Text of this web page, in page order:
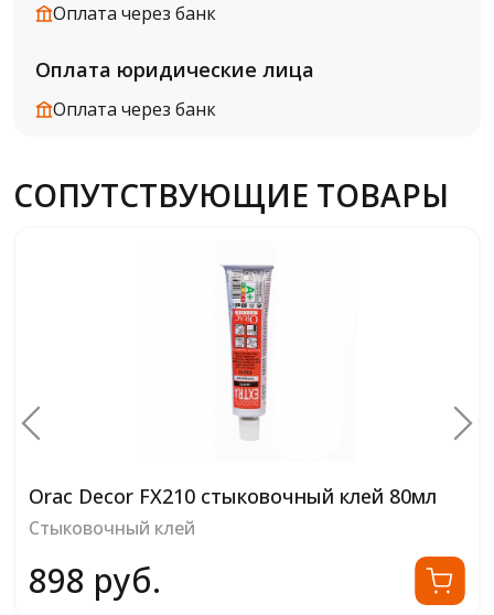
Оплата через банк
Оплата юридические лица
Оплата через банк
СОПУТСТВУЮЩИЕ ТОВАРЫ
Orac Decor FX210 стыковочный клей 80мл
Стыковочный клей
898 руб.